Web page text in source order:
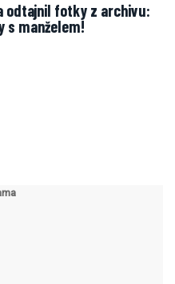
odtajnil fotky z archivu:
s manželem!